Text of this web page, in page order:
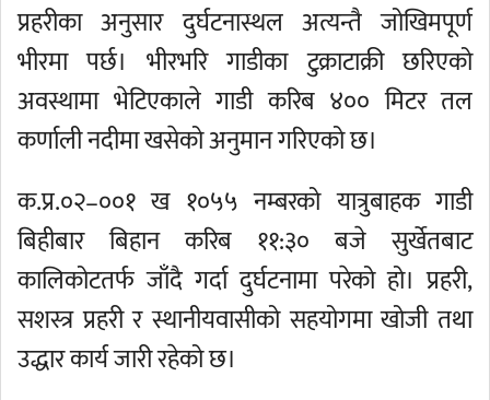
प्रहरीका अनुसार दुर्घटनास्थल अत्यन्तै जोखिमपूर्ण
भीरमा पर्छ। भीरभरि गाडीका टुक्राटाक्री छरिएको
अवस्थामा भेटिएकाले गाडी करिब ४०० मिटर तल
कर्णाली नदीमा खसेको अनुमान गरिएको छ।
क.प्र.०२–००१ ख १०५५ नम्बरको यात्रुबाहक गाडी
बिहीबार बिहान करिब ११:३० बजे सुर्खेतबाट
कालिकोटतर्फ जाँदै गर्दा दुर्घटनामा परेको हो। प्रहरी,
सशस्त्र प्रहरी र स्थानीयवासीको सहयोगमा खोजी तथा
उद्धार कार्य जारी रहेको छ।